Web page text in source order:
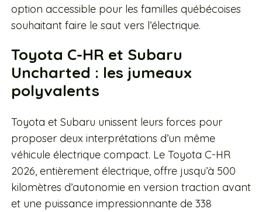
option accessible pour les familles québécoises
souhaitant faire le saut vers l’électrique.
Toyota C-HR et Subaru
Uncharted : les jumeaux
polyvalents
Toyota et Subaru unissent leurs forces pour
proposer deux interprétations d’un même
véhicule électrique compact. Le Toyota C-HR
2026, entièrement électrique, offre jusqu’à 500
kilomètres d’autonomie en version traction avant
et une puissance impressionnante de 338